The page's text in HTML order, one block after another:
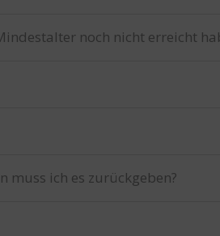
noch nicht erreicht
muss ich es zurückgeben?